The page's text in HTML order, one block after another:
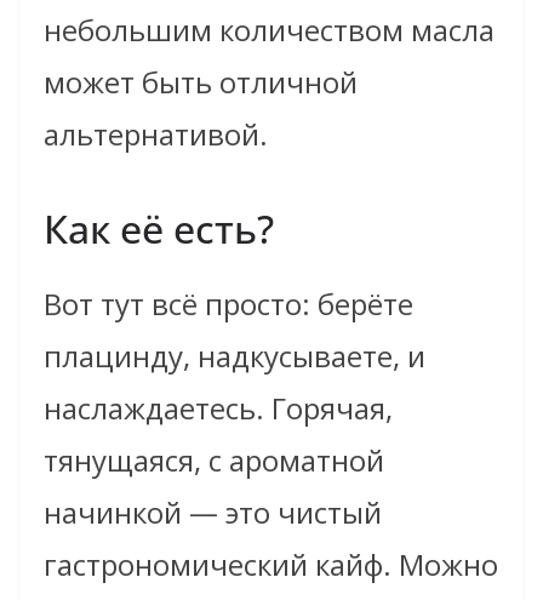
небольшим количеством масла
может быть отличной
альтернативой.
Как её есть?
Вот тут всё просто: берёте
плацинду, надкусываете, и
наслаждаетесь. Горячая,
тянущаяся, с ароматной
начинкой — это чистый
гастрономический кайф. Можно